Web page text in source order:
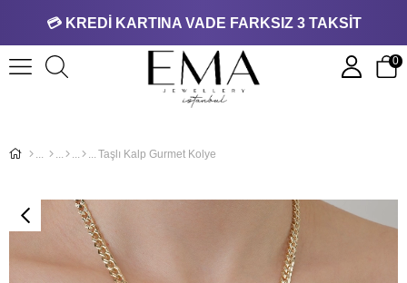
💳 KREDİ KARTINA VADE FARKSIZ 3 TAKSİT
0
Taşlı Kalp Gurmet Kolye